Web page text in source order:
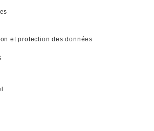
et protection des données